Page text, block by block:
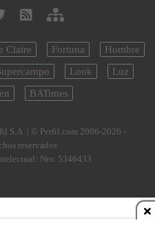
Claire Fortuna
Hombre
Look
Luz
BATimes
S.A. | © Perfil.com 2006-2026 -
reservados
Nro. 5346433